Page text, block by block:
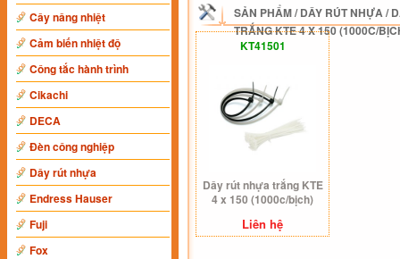
Cây nâng nhiệt
Cảm biến nhiệt độ
Công tắc hành trình
Cikachi
DECA
Đèn công nghiệp
Dây rút nhựa
Endress Hauser
Fuji
Fox
SẢN PHẨM/DÂY RÚT NHỰA/
TRẮNG KTE 4 X 150 (1000C/
KT41501
Dây rút nhựa trắng KTE
4 x 150 (1000c/bịch)
Liên hệ